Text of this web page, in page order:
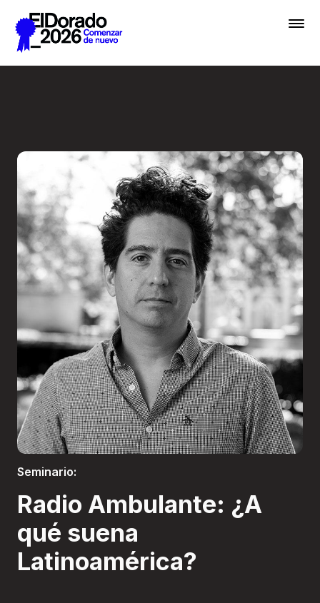
Saltar al contenido principal
Academias
Archivo
Inscribir
Boletería
Seminario:
Radio Ambulante: ¿A
qué suena
Latinoamérica?